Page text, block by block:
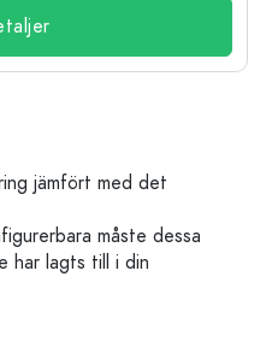
jämfört med det
måste dessa
har lagts till i din